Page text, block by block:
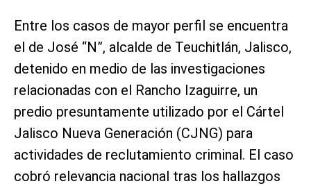
Entre los casos de mayor perfil se encuentra
el de José “N”, alcalde de Teuchitlán, Jalisco,
detenido en medio de las investigaciones
relacionadas con el Rancho Izaguirre, un
predio presuntamente utilizado por el Cártel
Jalisco Nueva Generación (CJNG) para
actividades de reclutamiento criminal. El caso
cobró relevancia nacional tras los hallazgos